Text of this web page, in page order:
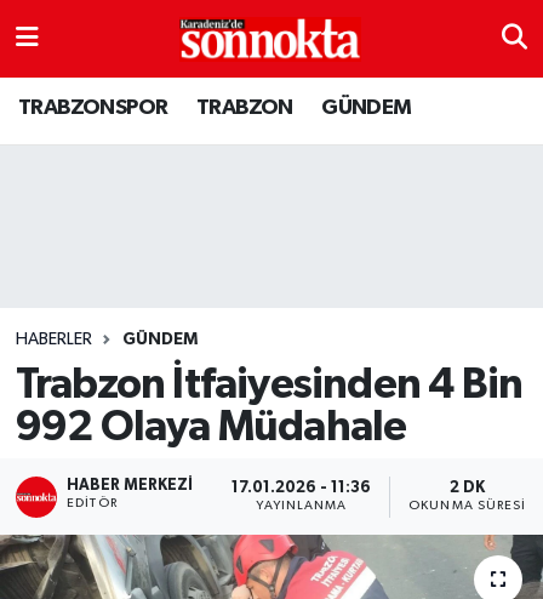
TRABZONSPOR TRABZON GÜNDEM
HABERLER GÜNDEM
Trabzon İtfaiyesinden 4 Bin
992 Olaya Müdahale
HABER MERKEZI
EDITÖR
17.01.2026 - 11:36
YAYINLANMA
2 DK
OKUNMA SÜRESI
GÜNDEM
Kültür sanat
SİYASET
Son Dakika Haberleri
Haber Arşivi